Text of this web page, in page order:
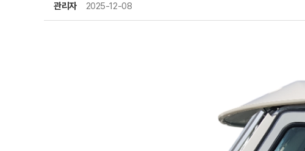
관리자 2025-12-08